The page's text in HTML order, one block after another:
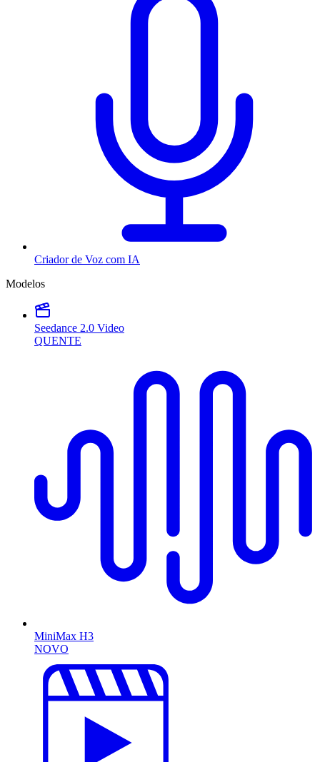
Criador de Voz com IA
Modelos
Seedance 2.0 Video
QUENTE
MiniMax H3
NOVO